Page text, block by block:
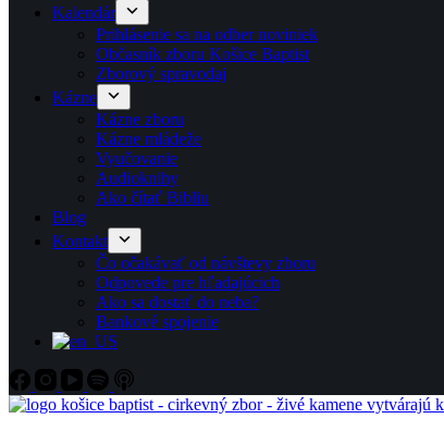
Kalendár
Prihlásenie sa na odber noviniek
Občasník zboru Košice Baptist
Zborový spravodaj
Kázne
Kázne zboru
Kázne mládeže
Vyučovanie
Audioknihy
Ako čítať Bibliu
Blog
Kontakt
Čo očakávať od návštevy zboru
Odpovede pre hľadajúcich
Ako sa dostať do neba?
Bankové spojenie